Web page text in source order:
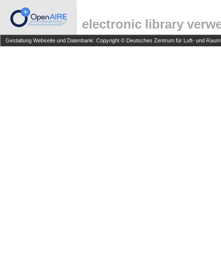
electronic library
Gestaltung Webseite und Datenbank: Copyright © Deutsches Zentrum für Luft- und